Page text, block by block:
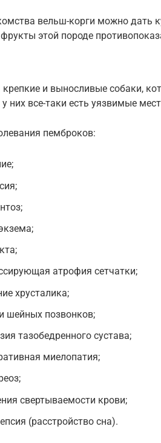
вельш-корги можно дать
этой породе
и выносливые собаки,
них все-таки есть уязвимые
пемброков:
атрофия сетчатки;
хрусталика;
шейных позвонков;
тазобедренного сустава;
миелопатия;
свертываемости крови;
(расстройство сна).